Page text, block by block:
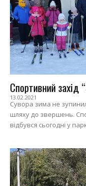
Спортивний захід
13.02.2021
Сувора зима не
шляху до звершень.
відбувся сьогодні у